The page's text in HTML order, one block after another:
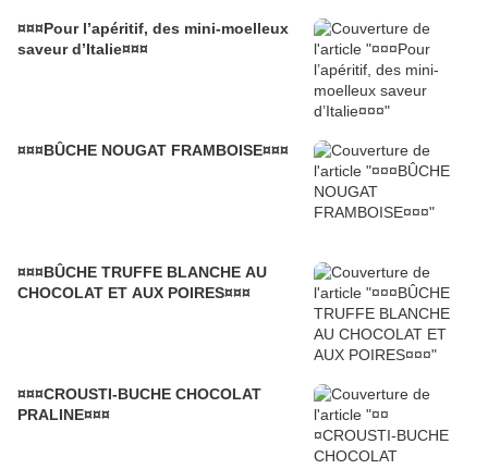
¤¤¤Pour l’apéritif, des mini-moelleux
saveur d’Italie¤¤¤
¤¤¤BÛCHE NOUGAT FRAMBOISE¤¤¤
¤¤¤BÛCHE TRUFFE BLANCHE AU
CHOCOLAT ET AUX POIRES¤¤¤
¤¤¤CROUSTI-BUCHE CHOCOLAT
PRALINE¤¤¤